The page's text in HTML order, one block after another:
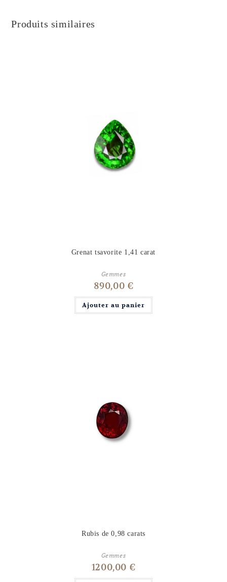
Produits similaires
Grenat tsavorite 1,41 carat
Gemmes
890,00 €
Ajouter au panier
Rubis de 0,98 carats
Gemmes
1200,00 €